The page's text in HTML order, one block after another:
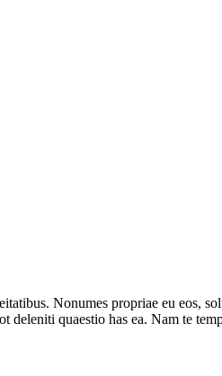
Nonumes propriae eu eos,
deleniti quaestio has ea. Nam te